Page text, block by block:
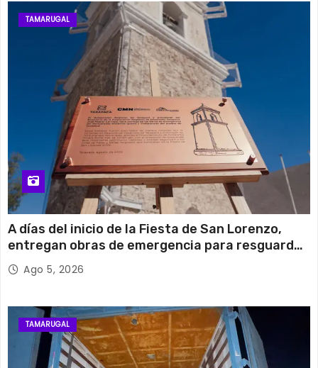
TAMARUGAL
A días del inicio de la Fiesta de San Lorenzo,
entregan obras de emergencia para resguardar
su histórico campanario
Ago 5, 2026
TAMARUGAL